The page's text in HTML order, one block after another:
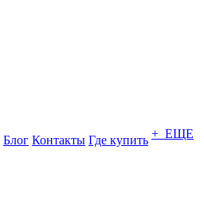
Блог Контакты Где купить + ЕЩЕ